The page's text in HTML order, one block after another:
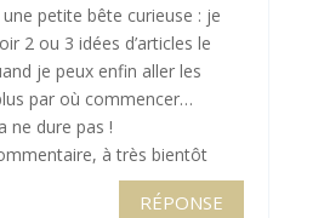
une petite bête curieuse : je
2 ou 3 idées d’articles le
je peux enfin aller les
par où commencer…
ne dure pas !
à très bientôt
RÉPONSE